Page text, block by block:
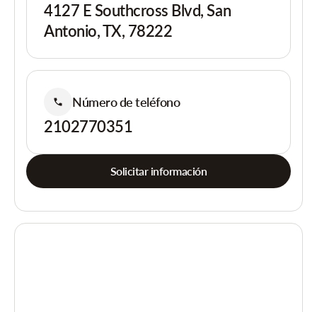
4127 E Southcross Blvd, San
Antonio, TX, 78222
Número de teléfono
2102770351
Solicitar información